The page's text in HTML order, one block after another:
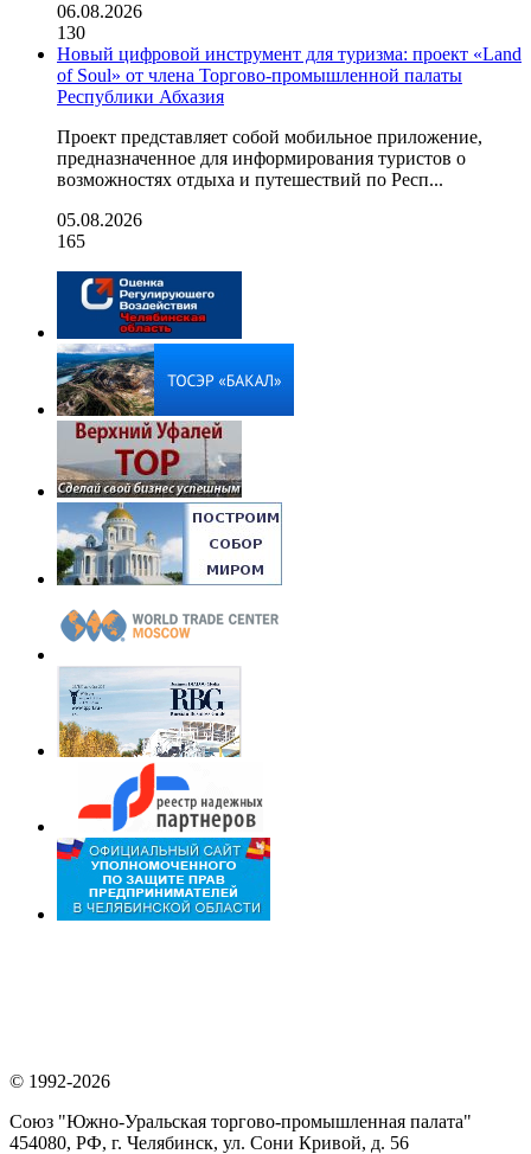
06.08.2026
130
Новый цифровой инструмент для туризма: проект «Land
of Soul» от члена Торгово-промышленной палаты
Республики Абхазия
Проект представляет собой мобильное приложение,
предназначенное для информирования туристов о
возможностях отдыха и путешествий по Респ...
05.08.2026
165
© 1992-2026
Союз "Южно-Уральская торгово-промышленная палата"
454080, РФ, г. Челябинск, ул. Сони Кривой, д. 56